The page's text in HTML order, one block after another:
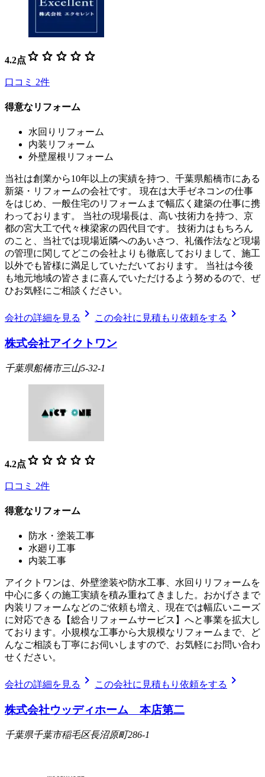
4.2点 star star star star star
口コミ 2件
得意なリフォーム
水回りリフォーム
内装リフォーム
外壁屋根リフォーム
当社は創業から10年以上の実績を持つ、千葉県船橋市にある
新築・リフォームの会社です。 現在は大手ゼネコンの仕事
をはじめ、一般住宅のリフォームまで幅広く建築の仕事に携
わっております。 当社の現場長は、高い技術力を持つ、京
都の宮大工で代々棟梁家の四代目です。 技術力はもちろん
のこと、当社では現場近隣へのあいさつ、礼儀作法など現場
の管理に関してどこの会社よりも徹底しておりまして、施工
以外でも皆様に満足していただいております。 当社は今後
も地元地域の皆さまに喜んでいただけるよう努めるので、ぜ
ひお気軽にご相談ください。
会社の詳細を見る chevron_right この会社に見積もり依頼をする chevron_right
株式会社アイクトワン
千葉県船橋市三山5-32-1
4.2点 star star star star star
口コミ 2件
得意なリフォーム
防水・塗装工事
水廻り工事
内装工事
アイクトワンは、外壁塗装や防水工事、水回りリフォームを
中心に多くの施工実績を積み重ねてきました。おかげさまで
内装リフォームなどのご依頼も増え、現在では幅広いニーズ
に対応できる【総合リフォームサービス】へと事業を拡大し
ております。小規模な工事から大規模なリフォームまで、ど
んなご相談も丁寧にお伺いしますので、お気軽にお問い合わ
せください。
会社の詳細を見る chevron_right この会社に見積もり依頼をする chevron_right
株式会社ウッディホーム 本店第二
千葉県千葉市稲毛区長沼原町286-1